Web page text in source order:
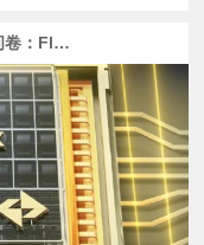
全大核跑分屠榜，天玑9300发布 | 吓人问卷：Flyme要改名？| 进度超前，魅族21 Pro通过无线电核准